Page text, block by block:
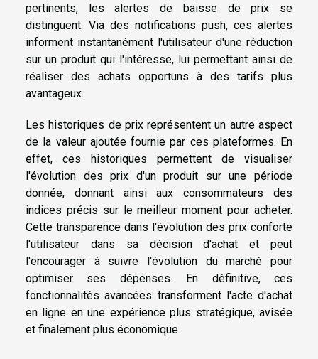
pertinents, les alertes de baisse de prix se
distinguent. Via des notifications push, ces alertes
informent instantanément l'utilisateur d'une réduction
sur un produit qui l'intéresse, lui permettant ainsi de
réaliser des achats opportuns à des tarifs plus
avantageux.
Les historiques de prix représentent un autre aspect
de la valeur ajoutée fournie par ces plateformes. En
effet, ces historiques permettent de visualiser
l'évolution des prix d'un produit sur une période
donnée, donnant ainsi aux consommateurs des
indices précis sur le meilleur moment pour acheter.
Cette transparence dans l'évolution des prix conforte
l'utilisateur dans sa décision d'achat et peut
l'encourager à suivre l'évolution du marché pour
optimiser ses dépenses. En définitive, ces
fonctionnalités avancées transforment l'acte d'achat
en ligne en une expérience plus stratégique, avisée
et finalement plus économique.